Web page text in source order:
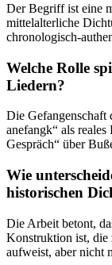
Der Begriff ist eine
mittelalterliche
chronologisch-
Welche Rolle
Liedern?
Die
anefangk“ als
Gespräch“ über
Wie
historischen
Die Arbeit betont,
Konstruktion ist, die
aufweist, aber nicht